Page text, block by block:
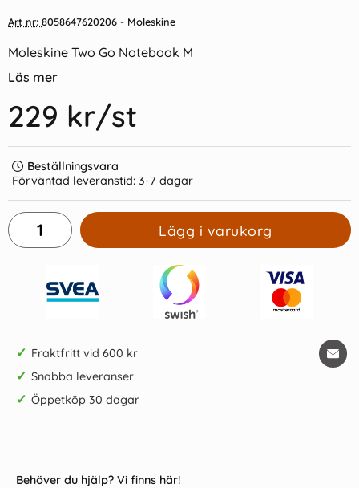
Art nr: 8058647620206 - Moleskine
Moleskine Two Go Notebook M
Läs mer
229 kr/st
Beställningsvara
Förväntad leveranstid: 3-7 dagar
Lägg i varukorg
✓ Fraktfritt vid 600 kr
✓ Snabba leveranser
✓ Öppetköp 30 dagar
Behöver du hjälp? Vi finns här!